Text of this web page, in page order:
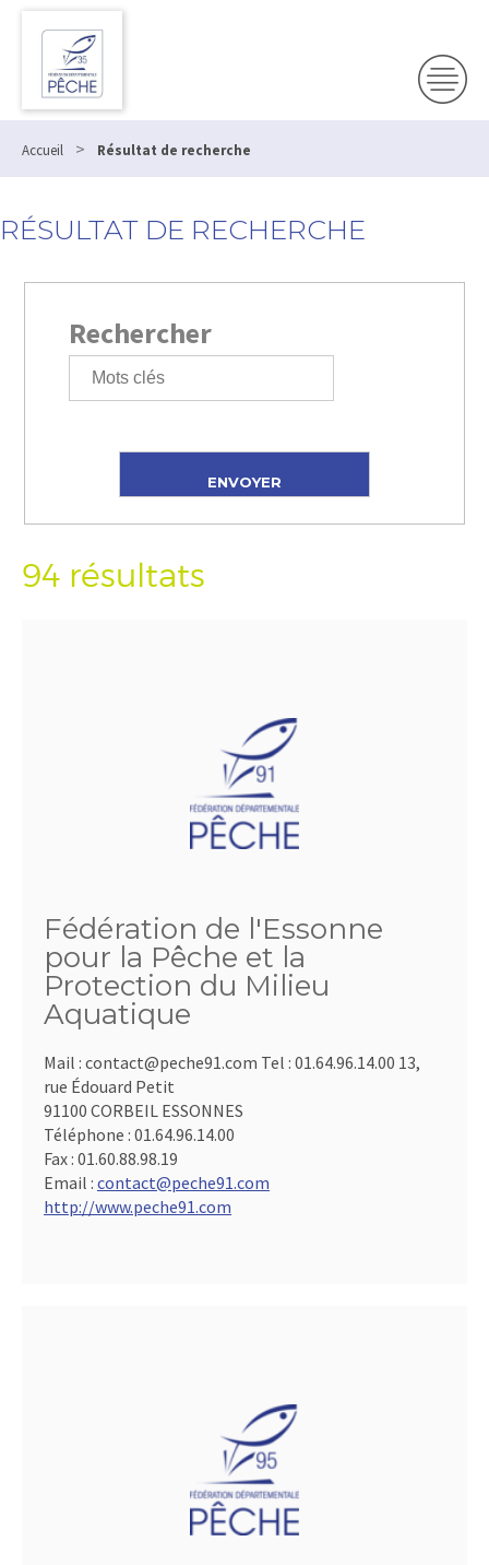
Accueil > Résultat de recherche
RÉSULTAT DE RECHERCHE
Rechercher
94 résultats
Fédération de l'Essonne
pour la Pêche et la
Protection du Milieu
Aquatique
Mail : contact@peche91.com Tel : 01.64.96.14.00 13,
rue Édouard Petit
91100 CORBEIL ESSONNES
Téléphone : 01.64.96.14.00
Fax : 01.60.88.98.19
Email : contact@peche91.com
http://www.peche91.com